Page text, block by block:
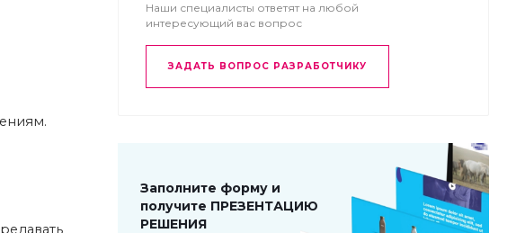
Наши специалисты ответят на любой
интересующий вас вопрос
ЗАДАТЬ ВОПРОС РАЗРАБОТЧИКУ
Заполните форму и
получите ПРЕЗЕНТАЦИЮ
РЕШЕНИЯ